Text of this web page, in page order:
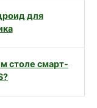
для
столе смарт-